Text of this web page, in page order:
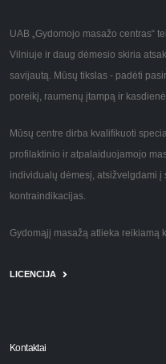
UAB „Gydomojo masažo centras“
Vilniuje ir daug dėmesio skiria
savijautą. Mūsų tikslas - padėti
poreikį, raumenų įtampą ir
Mūsų centre dirba kvalifikuoti
profilaktinio ir atpalaiduojamojo
individualų dėmesį, atsižvelgdami
kontraindikacijas.
Gydomąjį masažą atlieka reikiamą
LICENCIJA
Kontaktai